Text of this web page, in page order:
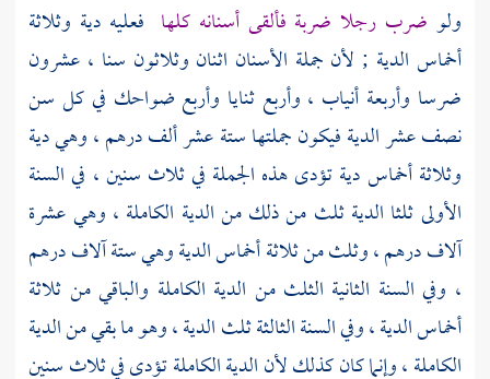
ولو ضرب رجلا ضربة فألقى أسنانه كلها فعليه دية وثلاثة
أخماس الدية ; لأن جملة الأسنان اثنان وثلاثون سنا ، عشرون
ضرسا وأربعة أنياب ، وأربع ثنايا وأربع ضواحك في كل سن
نصف عشر الدية فيكون جملتها ستة عشر ألف درهم ، وهي دية
وثلاثة أخماس دية تؤدى هذه الجملة في ثلاث سنين ، في السنة
الأولى ثلثا الدية ثلث من ذلك من الدية الكاملة ، وهي عشرة
آلاف درهم ، وثلث من ثلاثة أخماس الدية وهي ستة آلاف درهم
، وفي السنة الثانية الثلث من الدية الكاملة والباقي من ثلاثة
أخماس الدية ، وفي السنة الثالثة ثلث الدية ، وهو ما بقي من الدية
الكاملة ، وإنما كان كذلك لأن الدية الكاملة تؤدى في ثلاث سنين